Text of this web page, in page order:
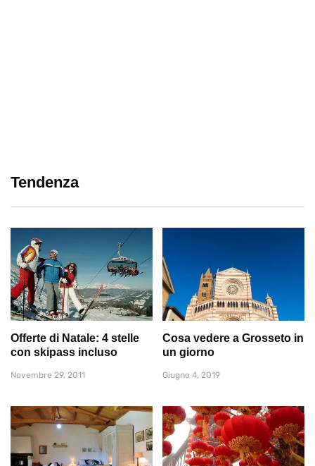
Tendenza
Offerte di Natale: 4 stelle
con skipass incluso
Novembre 29, 2011
Cosa vedere a Grosseto in
un giorno
Giugno 4, 2019